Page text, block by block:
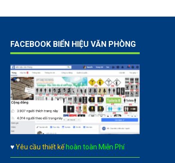
FACEBOOK BIỂN HIỆU VĂN PHÒNG
♥Yêu cầu thiết kế hoàn toàn Miễn Phí